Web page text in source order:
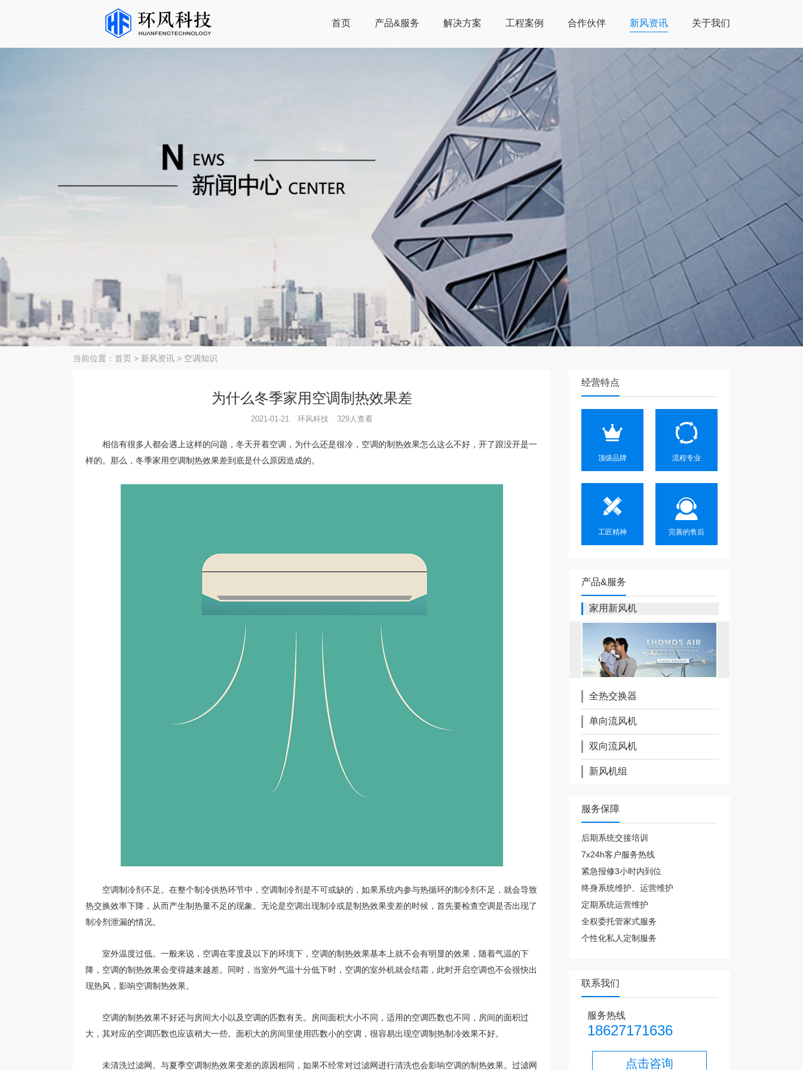
首页 产品&服务 解决方案 工程案例 合作伙伴 新风资讯 关于我们
当前位置： 首页 > 新风资讯 > 空调知识
为什么冬季家用空调制热效果差
2021-01-21 环风科技 329人查看
相信有很多人都会遇上这样的问题，冬天开着空调，为什么还是很冷，空调的制热效果怎么这么不好，开了跟没开是一
样的。那么，冬季家用空调制热效果差到底是什么原因造成的。
空调制冷剂不足。在整个制冷供热环节中，空调制冷剂是不可或缺的，如果系统内参与热循环的制冷剂不足，就会导致
热交换效率下降，从而产生制热量不足的现象。无论是空调出现制冷或是制热效果变差的时候，首先要检查空调是否出现了
制冷剂泄漏的情况。
室外温度过低。一般来说，空调在零度及以下的环境下，空调的制热效果基本上就不会有明显的效果，随着气温的下
降，空调的制热效果会变得越来越差。同时，当室外气温十分低下时，空调的室外机就会结霜，此时开启空调也不会很快出
现热风，影响空调制热效果。
空调的制热效果不好还与房间大小以及空调的匹数有关。房间面积大小不同，适用的空调匹数也不同，房间的面积过
大，其对应的空调匹数也应该稍大一些。面积大的房间里使用匹数小的空调，很容易出现空调制热制冷效果不好。
未清洗过滤网。与夏季空调制热效果变差的原因相同，如果不经常对过滤网进行清洗也会影响空调的制热效果。过滤网
经营特点
顶级品牌 流程专业
工匠精神 完善的售后
产品&服务
家用新风机
全热交换器
单向流风机
双向流风机
新风机组
服务保障
后期系统交接培训
7x24h客户服务热线
紧急报修3小时内到位
终身系统维护、运营维护
定期系统运营维护
全权委托管家式服务
个性化私人定制服务
联系我们
服务热线
18627171636
点击咨询